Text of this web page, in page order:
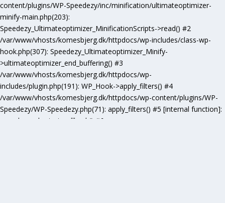
content/plugins/WP-Speedezy/inc/minification/ultimateoptimizer-
minify-main.php(203):
Speedezy_Ultimateoptimizer_MinificationScripts->read() #2
/var/www/vhosts/komesbjerg.dk/httpdocs/wp-includes/class-wp-
hook.php(307): Speedezy_Ultimateoptimizer_Minify-
>ultimateoptimizer_end_buffering() #3
/var/www/vhosts/komesbjerg.dk/httpdocs/wp-
includes/plugin.php(191): WP_Hook->apply_filters() #4
/var/www/vhosts/komesbjerg.dk/httpdocs/wp-content/plugins/WP-
Speedezy/WP-Speedezy.php(71): apply_filters() #5 [internal function]:
speedezy_ob_start_callback() #6